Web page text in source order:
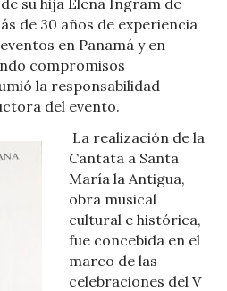
de 30 años de experiencia
en Panamá y en
compromisos
la responsabilidad
del evento.
La realización de la
Cantata a Santa
María la Antigua,
obra musical
cultural e histórica,
fue concebida en el
marco de las
celebraciones del V